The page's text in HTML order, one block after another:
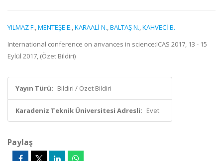
YILMAZ F.,MENTEŞE E.,KARAALİ N.,BALTAŞ N.,KAHVECİ B.
International conference on anvances in science:ICAS 2017, 13 - 15
Eylül 2017, (Özet Bildiri)
Yayın Türü: Bildiri / Özet Bildiri
Karadeniz Teknik Üniversitesi Adresli: Evet
Paylaş